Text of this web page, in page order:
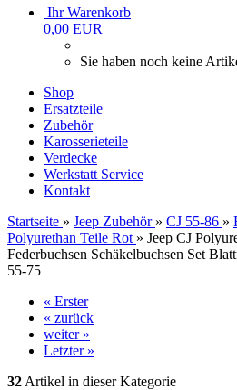
Ihr Warenkorb
0,00 EUR
Sie haben noch keine
Shop
Ersatzteile
Zubehör
Karosserieteile
Verdecke
Werkstatt Service
Kontakt
Startseite » Jeep Zubehör » CJ 55-86 »
Polyurethan Teile Rot » Jeep CJ
Federbuchsen Schäkelbuchsen Set
55-75
« Erster
« zurück
weiter »
Letzter »
32 Artikel in dieser Kategorie